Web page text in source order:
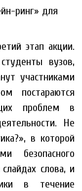
ринг» для
этап акции.
вузов,
участниками
постараются
проблем в
Не
в которой
безопасного
слова, и
в течение